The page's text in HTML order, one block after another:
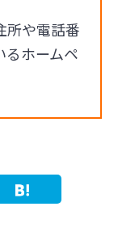
所や電話番
るホームペ